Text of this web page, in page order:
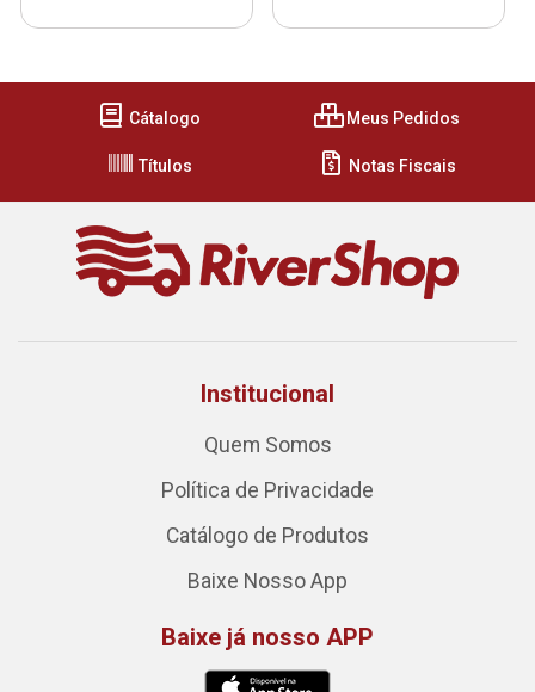
Cátalogo Meus Pedidos
Títulos Notas Fiscais
Institucional
Quem Somos
Política de Privacidade
Catálogo de Produtos
Baixe Nosso App
Baixe já nosso APP